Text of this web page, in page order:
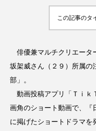
この記事のタ
俳優兼マルチクリエータ
坂架威さん（２９）所属の
部」。
動画投稿アプリ「Ｔｉｋ
画角のショート動画で、『
に掲げたショートドラマを